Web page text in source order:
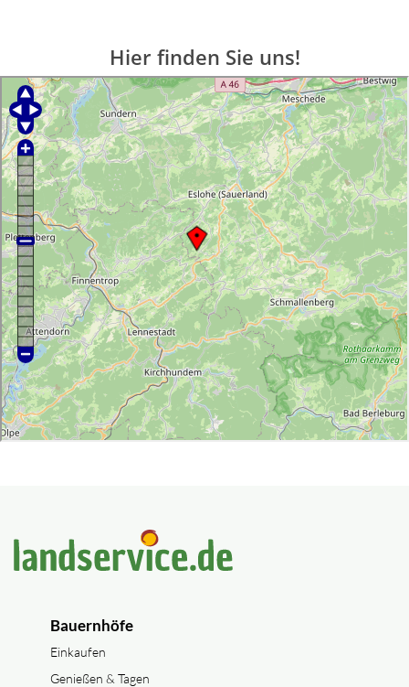
Hier finden Sie uns!
Bauernhöfe
Einkaufen
Genießen & Tagen